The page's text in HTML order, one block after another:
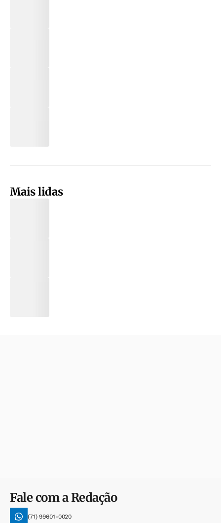
Mais lidas
Fale com a Redação
(71) 99601-0020